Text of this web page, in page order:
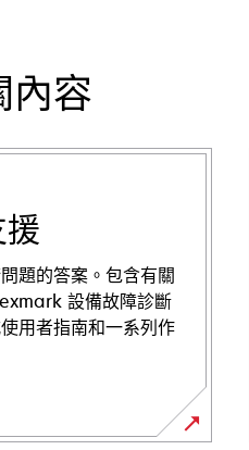
內容
題的答案。包含有關
設備故障診斷
用者指南和一系列作